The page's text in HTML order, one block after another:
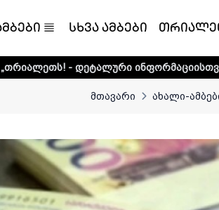
სხვა ამბები
ინფორმაციისთვის დააკლიკეთ
მთავარი ახალი-